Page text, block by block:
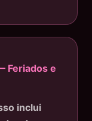
Feriados e
inclui